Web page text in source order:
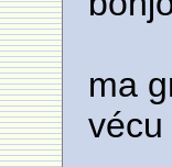
ma
vécu